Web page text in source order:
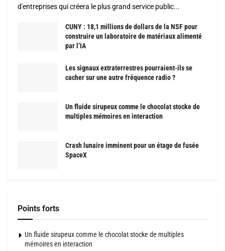
d'entreprises qui créera le plus grand service public...
CUNY : 18,1 millions de dollars de la NSF pour
construire un laboratoire de matériaux alimenté
par l’IA
Les signaux extraterrestres pourraient-ils se
cacher sur une autre fréquence radio ?
Un fluide sirupeux comme le chocolat stocke de
multiples mémoires en interaction
Crash lunaire imminent pour un étage de fusée
SpaceX
Points forts
Un fluide sirupeux comme le chocolat stocke de multiples
mémoires en interaction